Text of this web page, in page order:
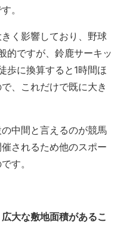
。
く影響しており、野球
的ですが、鈴鹿サーキッ
歩に換算すると1時間ほ
、これだけで既に大き
中間と言えるのが競馬
されるため他のスポー
す。
大な敷地面積があるこ